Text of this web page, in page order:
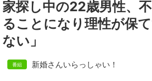
家探し中の22歳男性、
ることになり理性が保
ない」
新婚さんいらっしゃい！